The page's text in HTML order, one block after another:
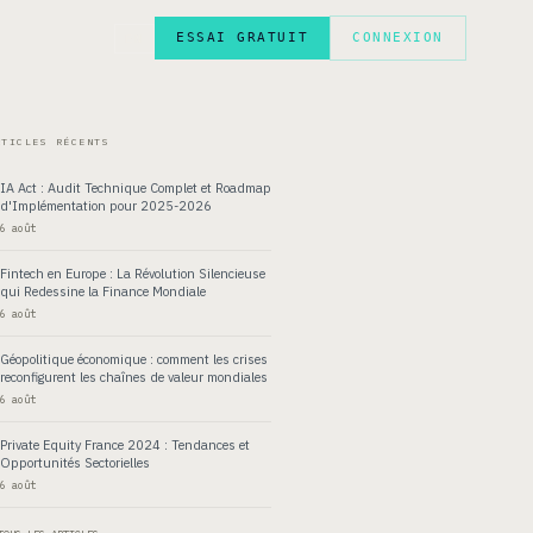
ESSAI GRATUIT CONNEXION
RÉCENTS
IA Act : Audit Technique Complet et Roadmap
d'Implémentation pour 2025-2026
6 août
Fintech en Europe : La Révolution Silencieuse
qui Redessine la Finance Mondiale
6 août
Géopolitique économique : comment les crises
reconfigurent les chaînes de valeur mondiales
6 août
Private Equity France 2024 : Tendances et
Opportunités Sectorielles
6 août